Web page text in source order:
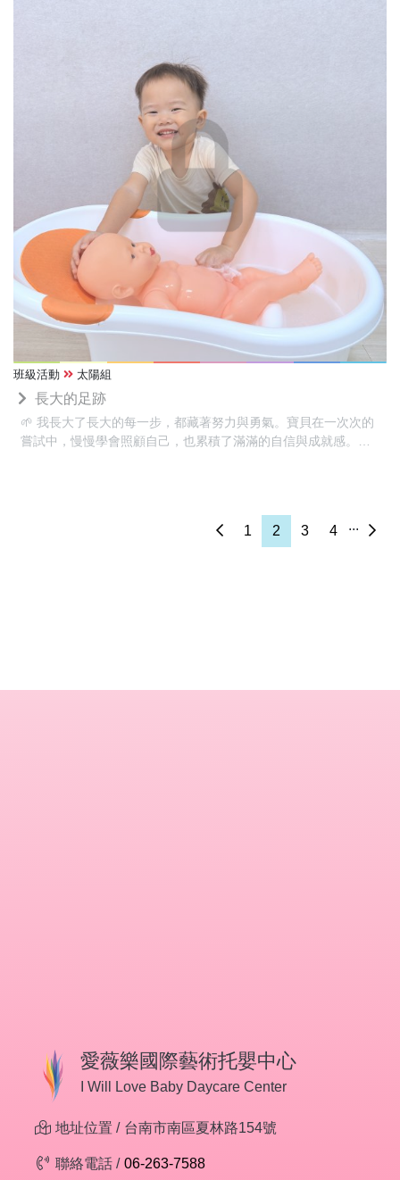
班級活動 太陽組
長大的足跡
🌱 我長大了長大的每一步，都藏著努力與勇氣。寶貝在一次次的
嘗試中，慢慢學會照顧自己，也累積了滿滿的自信與成就感。相
1 2 3 4 ...
愛薇樂國際藝術托嬰中心
I Will Love Baby Daycare Center
地址位置 / 台南市南區夏林路154號
聯絡電話 / 06-263-7588